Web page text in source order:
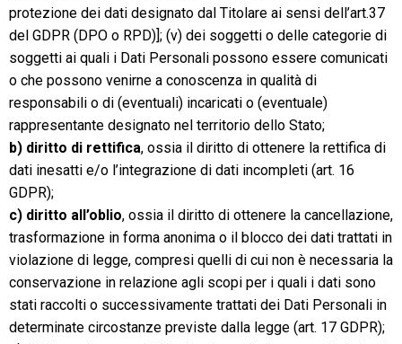
protezione dei dati designato dal Titolare ai sensi dell’art.37
del GDPR (DPO o RPD)]; (v) dei soggetti o delle categorie di
soggetti ai quali i Dati Personali possono essere comunicati
o che possono venirne a conoscenza in qualità di
responsabili o di (eventuali) incaricati o (eventuale)
rappresentante designato nel territorio dello Stato;
b) diritto di rettifica, ossia il diritto di ottenere la rettifica di
dati inesatti e/o l’integrazione di dati incompleti (art. 16
GDPR);
c) diritto all’oblio, ossia il diritto di ottenere la cancellazione,
trasformazione in forma anonima o il blocco dei dati trattati in
violazione di legge, compresi quelli di cui non è necessaria la
conservazione in relazione agli scopi per i quali i dati sono
stati raccolti o successivamente trattati dei Dati Personali in
determinate circostanze previste dalla legge (art. 17 GDPR);